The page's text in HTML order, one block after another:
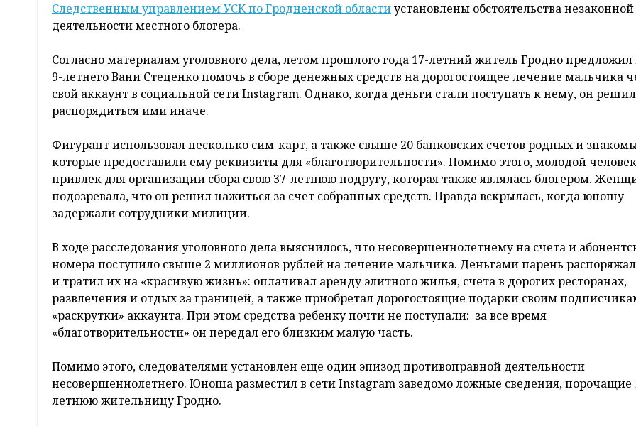
Следственным управлением УСК по Гродненской областиустановлены обстоятельства незаконной
деятельности местного блогера.
Согласно материалам уголовного дела, летом прошлого года 17-летний житель Гродно
9-летнего Вани Стеценко помочь в сборе денежных средств на дорогостоящее лечение мальчика
свой аккаунт в социальной сети Instagram. Однако, когда деньги стали поступать к нему, он решил
распорядиться ими иначе.
Фигурант использовал несколько сим-карт, а также свыше 20 банковских счетов родных и
которые предоставили ему реквизиты для «благотворительности». Помимо этого, молодой человек
привлек для организации сбора свою 37-летнюю подругу, которая также являлась блогером.
подозревала, что он решил нажиться за счет собранных средств. Правда вскрылась, когда юношу
задержали сотрудники милиции.
В ходе расследования уголовного дела выяснилось, что несовершеннолетнему на счета и
номера поступило свыше 2 миллионов рублей на лечение мальчика. Деньгами парень
и тратил их на «красивую жизнь»: оплачивал аренду элитного жилья, счета в дорогих ресторанах,
развлечения и отдых за границей, а также приобретал дорогостоящие подарки своим
«раскрутки» аккаунта. При этом средства ребенку почти не поступали: за все время
«благотворительности» он передал его близким малую часть.
Помимо этого, следователями установлен еще один эпизод противоправной деятельности
несовершеннолетнего. Юноша разместил в сети Instagram заведомо ложные сведения, порочащие
летнюю жительницу Гродно.